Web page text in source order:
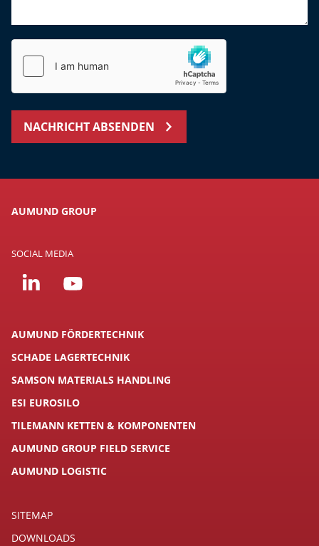
NACHRICHT ABSENDEN
AUMUND GROUP
SOCIAL MEDIA
AUMUND FÖRDERTECHNIK
SCHADE LAGERTECHNIK
SAMSON MATERIALS HANDLING
ESI EUROSILO
TILEMANN KETTEN & KOMPONENTEN
AUMUND GROUP FIELD SERVICE
AUMUND LOGISTIC
SITEMAP
DOWNLOADS